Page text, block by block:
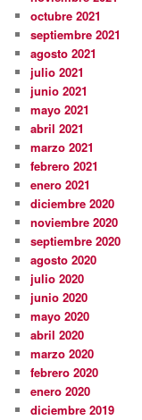
octubre 2021
septiembre 2021
agosto 2021
julio 2021
junio 2021
mayo 2021
abril 2021
marzo 2021
febrero 2021
enero 2021
diciembre 2020
noviembre 2020
septiembre 2020
agosto 2020
julio 2020
junio 2020
mayo 2020
abril 2020
marzo 2020
febrero 2020
enero 2020
diciembre 2019